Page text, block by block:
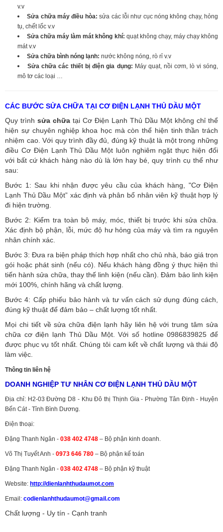
v.v
Sửa chữa máy điều hòa: sửa các lỗi như cục nóng không chạy, hỏng
tụ, chết lốc v.v
Sửa chữa máy làm mát không khí: quạt không chạy, máy chạy không
mát v.v
Sửa chữa bình nóng lạnh: nước không nóng, rò rỉ v.v
Sửa chữa các thiết bị điện gia dụng: Máy quạt, nồi cơm, lò vi sóng,
mô tơ các loại …
CÁC BƯỚC SỬA CHỮA TẠI CƠ ĐIỆN LẠNH THỦ DẦU MỘT
Quy trình sửa chữa tại Cơ Điện Lạnh Thủ Dầu Một không chỉ thể
hiện sự chuyên nghiệp khoa học mà còn thể hiện tinh thần trách
nhiệm cao. Với quy trình đầy đủ, đúng kỹ thuật là một trong những
điều Cơ Điện Lạnh Thủ Dầu Một luôn nghiêm ngặt thực hiện đối
với bất cứ khách hàng nào dù là lớn hay bé, quy trình cụ thể như
sau:
Bước 1: Sau khi nhận được yêu cầu của khách hàng, "Cơ Điện
Lạnh Thủ Dầu Một” xác định và phân bổ nhân viên kỹ thuật hợp lý
đi hiện trường.
Bước 2: Kiểm tra toàn bộ máy, móc, thiết bị trước khi sửa chữa.
Xác định bộ phận, lỗi, mức độ hư hỏng của máy và tìm ra nguyên
nhân chính xác.
Bước 3: Đưa ra biện pháp thích hợp nhất cho chủ nhà, báo giá trọn
gói hoặc phát sinh (nếu có). Nếu khách hàng đồng ý thực hiện thì
tiến hành sửa chữa, thay thế linh kiện (nếu cần). Đảm bảo linh kiện
mới 100%, chính hãng và chất lượng.
Bước 4: Cấp phiếu bảo hành và tư vấn cách sử dụng đúng cách,
đúng kỹ thuật để đảm bảo – chất lượng tốt nhất.
Mọi chi tiết về sửa chữa điện lạnh hãy liên hệ với trung tâm sửa
chữa cơ điện lạnh Thủ Dầu Một. Với số hotline 0986839825 để
được phục vụ tốt nhất. Chúng tôi cam kết về chất lượng và thái độ
làm việc.
Thông tin liên hệ
DOANH NGHIỆP TƯ NHÂN CƠ ĐIỆN LẠNH THỦ DẦU MỘT
Địa chỉ: H2-03 Đường D8 - Khu Đô thị Thịnh Gia - Phường Tân Định - Huyện
Bến Cát - Tỉnh Bình Dương.
Điện thoại:
Đặng Thanh Ngân - 038 402 4748 – Bộ phận kinh doanh.
Võ Thị Tuyết Anh - 0973 646 780 – Bộ phận kế toán
Đặng Thanh Ngân - 038 402 4748 – Bộ phận kỹ thuật
Website: http://dienlanhthudaumot.com
Email: codienlanhthudaumot@gmail.com
Chất lượng - Uy tín - Cạnh tranh